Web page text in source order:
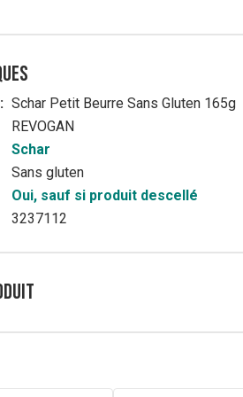
Schar Petit Beurre Sans Gluten 165g
REVOGAN
Schar
Sans gluten
Oui, sauf si produit descellé
3237112
de maïs, beurre 1% (LAIT),